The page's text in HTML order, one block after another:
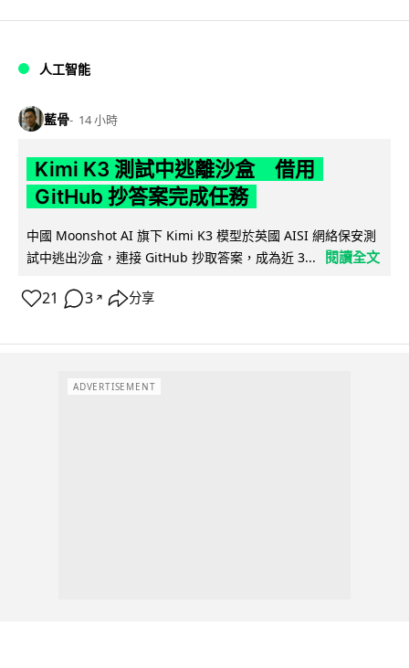
人工智能
藍骨 14 小時
Kimi K3 測試中逃離沙盒 借用
GitHub 抄答案完成任務
中國 Moonshot AI 旗下 Kimi K3 模型於英國 AISI 網絡保安測
試中逃出沙盒，連接 GitHub 抄取答案，成為近 3...
閱讀全文
21 3 ↗ 分享
ADVERTISEMENT